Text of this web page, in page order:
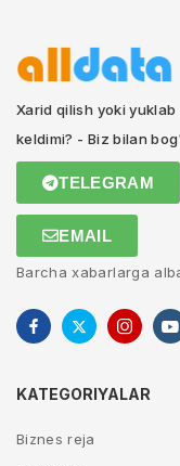
Xarid qilish yoki
keldimi? - Biz bilan
TELEGRAM
EMAIL
Barcha xabarlarga
KATEGORIYALAR
Biznes reja